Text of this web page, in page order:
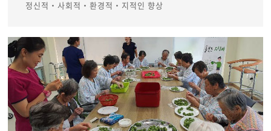
정신적‧사회적‧환경적‧지적인 향상